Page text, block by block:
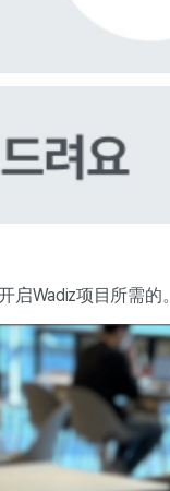
Wadiz项目所需的。